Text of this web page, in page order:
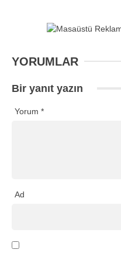
YORUMLAR
Bir yanıt yazın
Yorum *
Ad